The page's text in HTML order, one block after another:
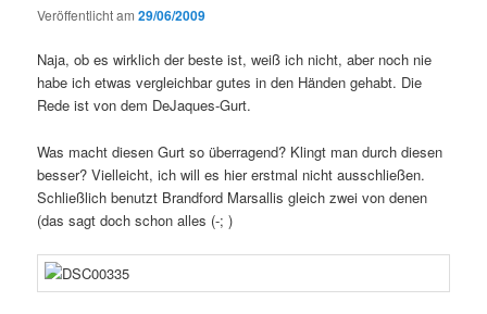
Veröffentlicht am29/06/2009
Naja, ob es wirklich der beste ist, weiß ich nicht, aber noch nie
habe ich etwas vergleichbar gutes in den Händen gehabt. Die
Rede ist von dem DeJaques-Gurt.
Was macht diesen Gurt so überragend? Klingt man durch diesen
besser? Vielleicht, ich will es hier erstmal nicht ausschließen.
Schließlich benutzt Brandford Marsallis gleich zwei von denen
(das sagt doch schon alles (-; )